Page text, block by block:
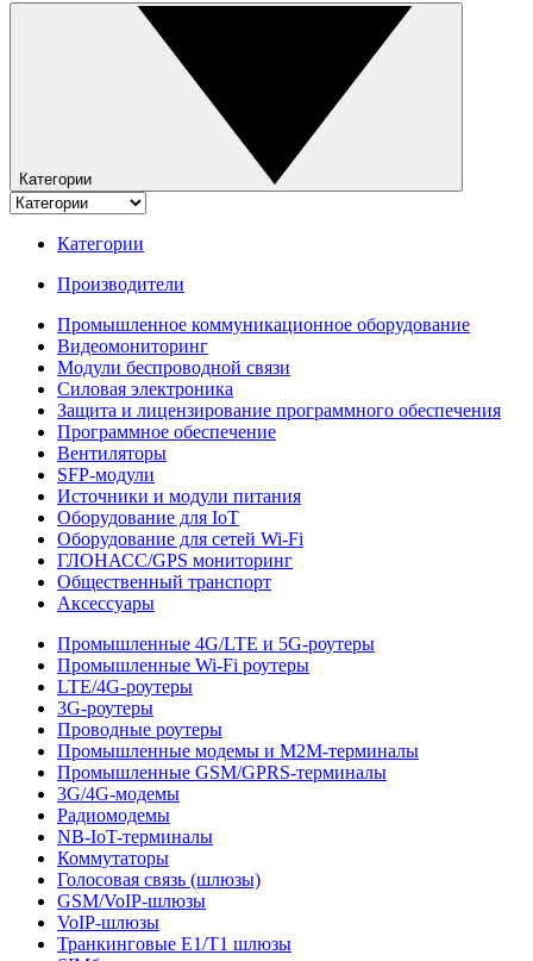
Категории
Категории
Производители
Промышленное коммуникационное оборудование
Видеомониторинг
Модули беспроводной связи
Силовая электроника
Защита и лицензирование программного обеспечения
Программное обеспечение
Вентиляторы
SFP-модули
Источники и модули питания
Оборудование для IoT
Оборудование для сетей Wi-Fi
ГЛОНАСС/GPS мониторинг
Общественный транспорт
Аксессуары
Промышленные 4G/LTE и 5G-роутеры
Промышленные Wi-Fi роутеры
LTE/4G-роутеры
3G-роутеры
Проводные роутеры
Промышленные модемы и M2M-терминалы
Промышленные GSM/GPRS-терминалы
3G/4G-модемы
Радиомодемы
NB-IoT-терминалы
Коммутаторы
Голосовая связь (шлюзы)
GSM/VoIP-шлюзы
VoIP-шлюзы
Транкинговые E1/T1 шлюзы